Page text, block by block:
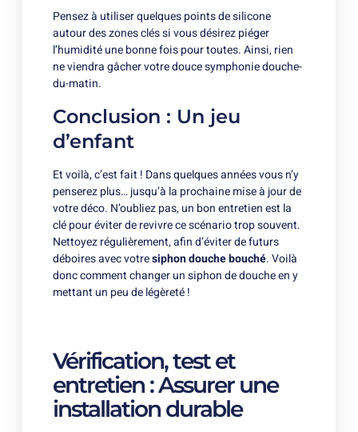
Pensez à utiliser quelques points de silicone
autour des zones clés si vous désirez piéger
l’humidité une bonne fois pour toutes. Ainsi, rien
ne viendra gâcher votre douce symphonie douche-
du-matin.
Conclusion : Un jeu
d’enfant
Et voilà, c’est fait ! Dans quelques années vous n’y
penserez plus… jusqu’à la prochaine mise à jour de
votre déco. N’oubliez pas, un bon entretien est la
clé pour éviter de revivre ce scénario trop souvent.
Nettoyez régulièrement, afin d’éviter de futurs
déboires avec votresiphon douche bouché. Voilà
donc comment changer un siphon de douche en y
mettant un peu de légèreté !
Vérification, test et
entretien : Assurer une
installation durable